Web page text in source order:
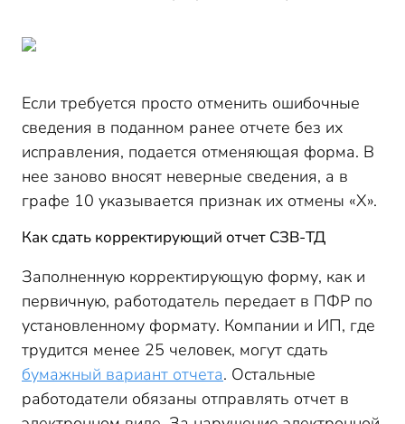
Если требуется просто отменить ошибочные
сведения в поданном ранее отчете без их
исправления, подается отменяющая форма. В
нее заново вносят неверные сведения, а в
графе 10 указывается признак их отмены «Х».
Как сдать корректирующий отчет СЗВ-ТД
Заполненную корректирующую форму, как и
первичную, работодатель передает в ПФР по
установленному формату. Компании и ИП, где
трудится менее 25 человек, могут сдать
бумажный вариант отчета. Остальные
работодатели обязаны отправлять отчет в